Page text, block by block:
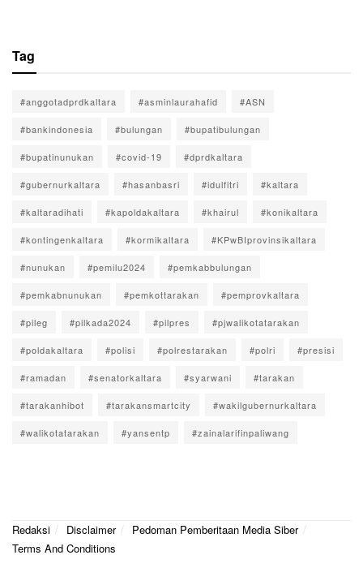
Tag
#anggotadprdkaltara #asminlaurahafid #ASN
#bankindonesia #bulungan #bupatibulungan
#bupatinunukan #covid-19 #dprdkaltara
#gubernurkaltara #hasanbasri #idulfitri #kaltara
#kaltaradihati #kapoldakaltara #khairul #konikaltara
#kontingenkaltara #kormikaltara #KPwBIprovinsikaltara
#nunukan #pemilu2024 #pemkabbulungan
#pemkabnunukan #pemkottarakan #pemprovkaltara
#pileg #pilkada2024 #pilpres #pjwalikotatarakan
#poldakaltara #polisi #polrestarakan #polri #presisi
#ramadan #senatorkaltara #syarwani #tarakan
#tarakanhibot #tarakansmartcity #wakilgubernurkaltara
#walikotatarakan #yansentp #zainalarifinpaliwang
Redaksi Disclaimer
Pedoman Pemberitaan Media Siber
Terms And Conditions